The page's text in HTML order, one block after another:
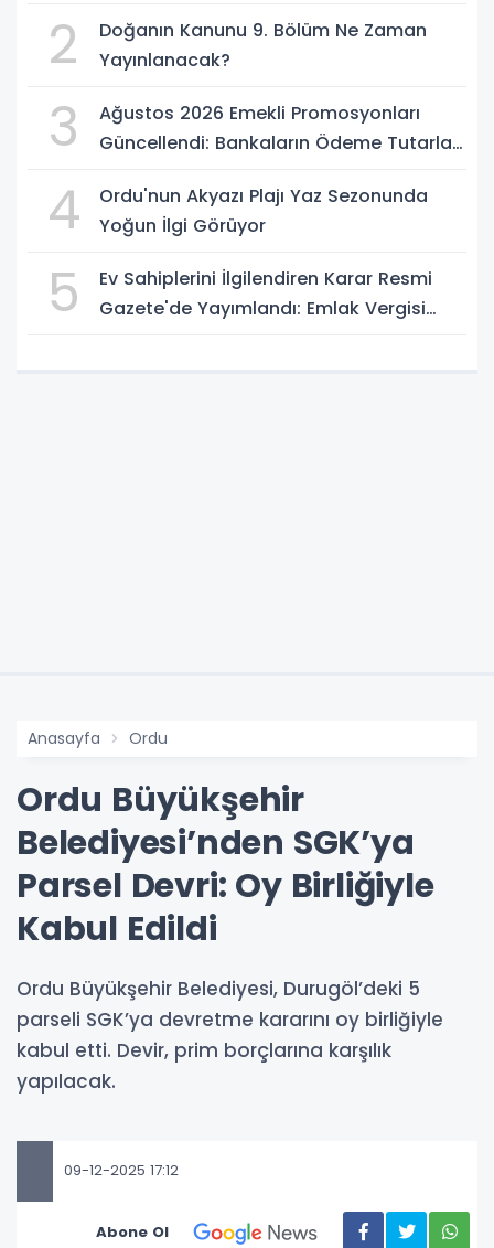
2
Doğanın Kanunu 9. Bölüm Ne Zaman
Yayınlanacak?
3
Ağustos 2026 Emekli Promosyonları
Güncellendi: Bankaların Ödeme Tutarları
4
Ordu'nun Akyazı Plajı Yaz Sezonunda
Yoğun İlgi Görüyor
5
Ev Sahiplerini İlgilendiren Karar Resmi
Gazete'de Yayımlandı: Emlak Vergisi
Anasayfa Ordu
Ordu Büyükşehir
Belediyesi’nden SGK’ya
Parsel Devri: Oy Birliğiyle
Kabul Edildi
Ordu Büyükşehir Belediyesi, Durugöl’deki 5
parseli SGK’ya devretme kararını oy birliğiyle
kabul etti. Devir, prim borçlarına karşılık
yapılacak.
09-12-2025 17:12
Abone Ol